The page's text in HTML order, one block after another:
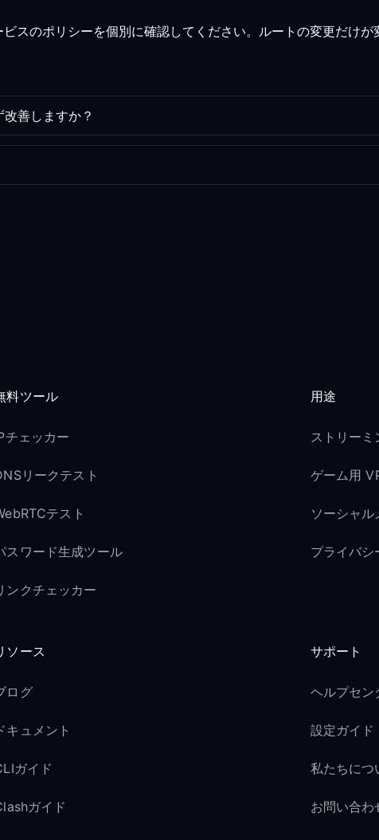
スのポリシーを個別に確認してください。ルートの変更だけが
善しますか？
料ツール
チェッカー
リークテスト
テスト
スワード生成ツール
ンクチェッカー
用途
ストリーミ
ゲーム用
ソーシャ
プライバシ
ソース
ログ
キュメント
ガイド
ガイド
サポート
ヘルプセン
設定ガイド
私たちにつ
お問い合わ